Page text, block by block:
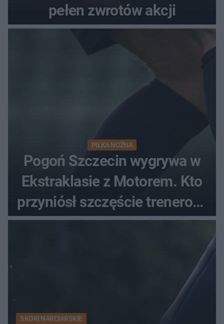
pełen zwrotów akcji
PIŁKA NOŻNA
Pogoń Szczecin wygrywa w
Ekstraklasie z Motorem. Kto
przyniósł szczęście trenerowi
gospodarzy?
SKOKI NARCIARSKIE